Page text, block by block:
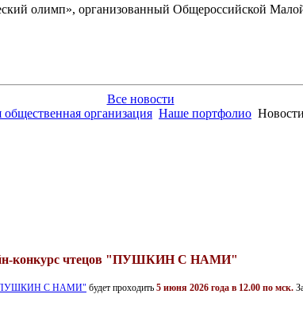
олимп», организованный Общероссийской
Все новости
организация Наше портфолио Новости
конкурс чтецов "ПУШКИН С НАМИ"
"ПУШКИН С НАМИ" будет проходить 5 июня 2026 года в 12.00 по мск.